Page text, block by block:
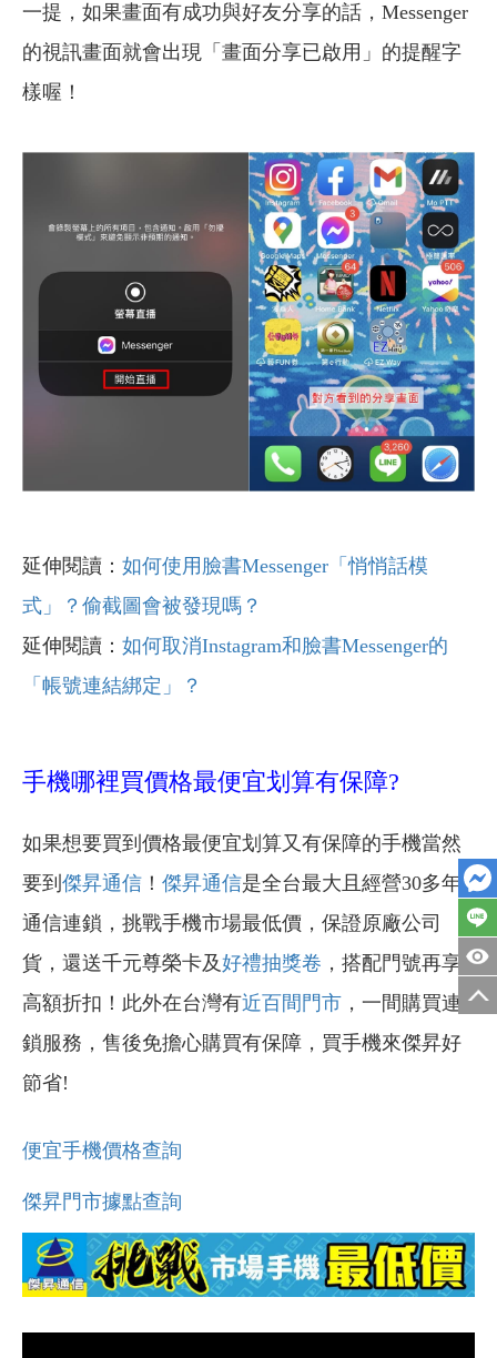
一提，如果畫面有成功與好友分享的話，Messenger
的視訊畫面就會出現「畫面分享已啟用」的提醒字
樣喔！
延伸閱讀： 如何使用臉書Messenger「悄悄話模
式」？偷截圖會被發現嗎？
延伸閱讀： 如何取消Instagram和臉書Messenger的
「帳號連結綁定」？
手機哪裡買價格最便宜划算有保障?
如果想要買到價格最便宜划算又有保障的手機當然
要到 傑昇通信 ！ 傑昇通信是全台最大且經營30多年
通信連鎖，挑戰手機市場最低價，保證原廠公司
貨，還送千元尊榮卡及好禮抽獎卷 ，搭配門號再享
高額折扣！此外在台灣有近百間門市 ，一間購買連
鎖服務，售後免擔心購買有保障，買手機來傑昇好
節省!
便宜手機價格查詢
傑昇門市據點查詢